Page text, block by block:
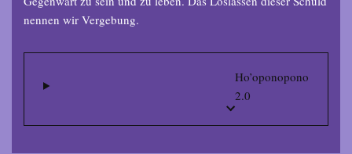
nennen wir Vergebung.
Ho’oponopono
2.0